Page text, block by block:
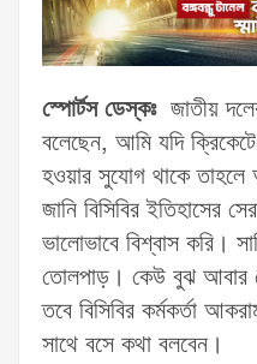
স্পোর্টস ডেস্কঃ জাতীয়
বলেছেন, আমি যদি
হওয়ার সুযোগ থাকে
জানি বিসিবির ইতিহাসের
ভালোভাবে বিশ্বাস করি।
তোলপাড়। কেউ বুঝ আবার
তবে বিসিবির কর্মকর্তা
সাথে বসে কথা বলবেন।